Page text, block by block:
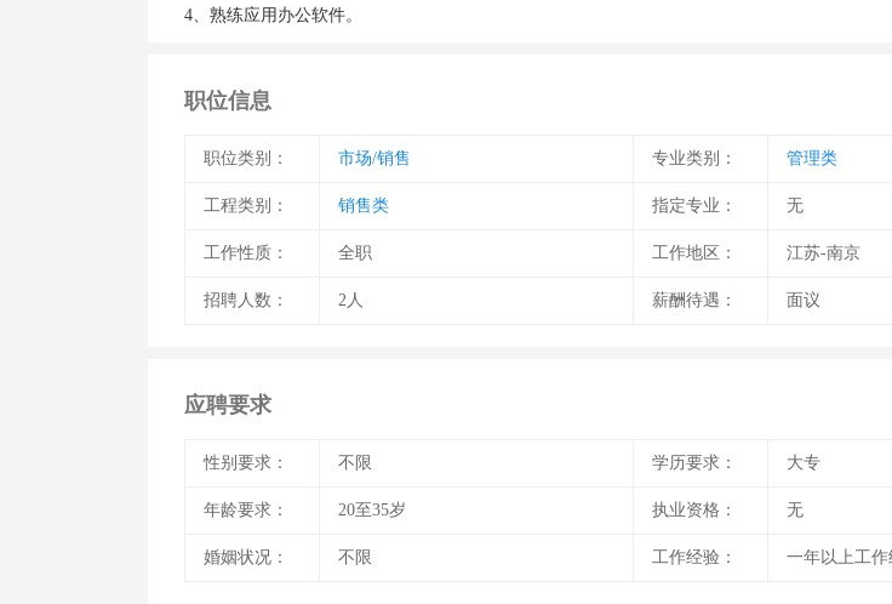
职位信息
职位类别： 市场/销售 专业类别： 管理类
工程类别： 销售类 指定专业： 无
工作性质： 全职 工作地区： 江苏-南京
招聘人数： 2人 薪酬待遇： 面议
应聘要求
性别要求： 不限 学历要求： 大专
年龄要求： 20至35岁 执业资格： 无
婚姻状况： 不限 工作经验： 一年以上工作